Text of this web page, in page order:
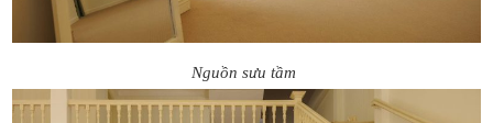
Nguồn sưu tầm